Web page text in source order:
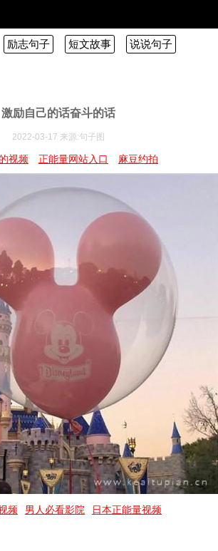
励志句子 短文故事 说说句子
激励自己的话奋斗的话
2022-03-17 来源:句子图
视频 正能量网站入口 麻豆约拍
频 男人必看影院 日本正能量视频